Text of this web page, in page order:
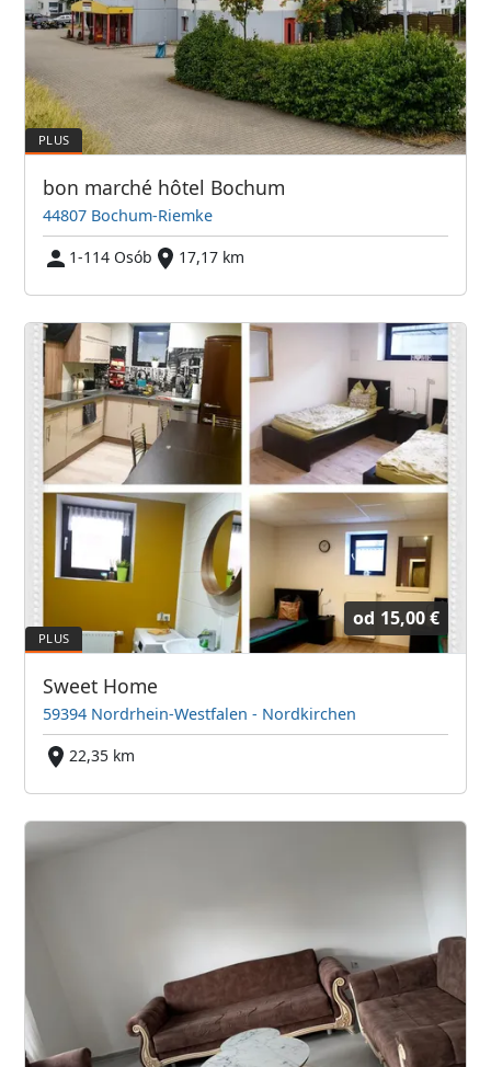
bon marché hôtel Bochum
44807 Bochum-Riemke
1-114 Osób
17,17 km
od 15,00 €
Sweet Home
59394 Nordrhein-Westfalen - Nordkirchen
22,35 km